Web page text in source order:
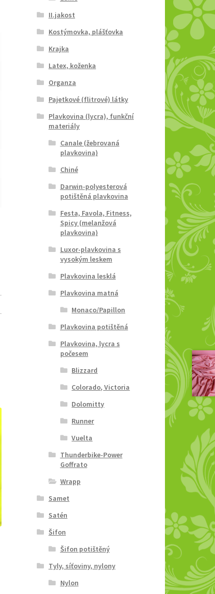
II.jakost
Kostýmovka, plášťovka
Krajka
Latex, koženka
Organza
Pajetkové (flitrové) látky
Plavkovina (lycra), funkční
materiály
Canale (žebrovaná
plavkovina)
Chiné
Darwin-polyesterová
potištěná plavkovina
Festa, Favola, Fitness,
Spicy (melanžová
plavkovina)
Luxor-plavkovina s
vysokým leskem
Plavkovina lesklá
Plavkovina matná
Monaco/Papillon
Plavkovina potištěná
Plavkovina, lycra s
počesem
Blizzard
Colorado, Victoria
Dolomitty
Runner
Vuelta
Thunderbike-Power
Goffrato
Wrapp
Samet
Satén
Šifon
Šifon potištěný
Tyly, síťoviny, nylony
Nylon